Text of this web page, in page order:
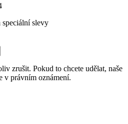
slevy
zrušit. Pokud to chcete udělat, naše
v právním oznámení.